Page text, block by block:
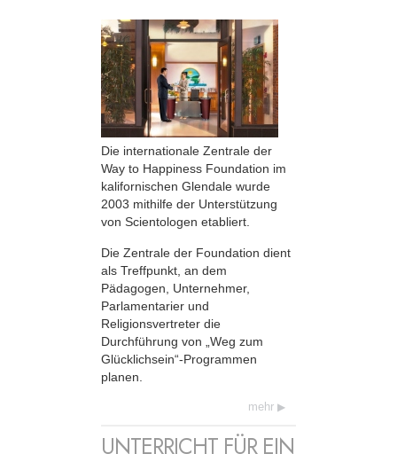
Die internationale Zentrale der
Way to Happiness Foundation im
kalifornischen Glendale wurde
2003 mithilfe der Unterstützung
von Scientologen etabliert.
Die Zentrale der Foundation dient
als Treffpunkt, an dem
Pädagogen, Unternehmer,
Parlamentarier und
Religionsvertreter die
Durchführung von „Weg zum
Glücklichsein“-Programmen
planen.
mehr
UNTERRICHT FÜR EIN